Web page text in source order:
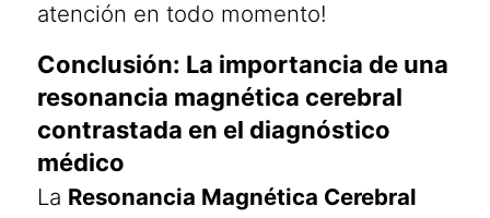
atención en todo momento!
Conclusión: La importancia de una
resonancia magnética cerebral
contrastada en el diagnóstico
médico
La Resonancia Magnética Cerebral